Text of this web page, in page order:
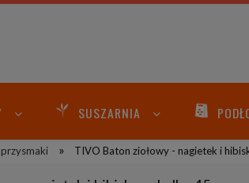
SUSZARNIA
przysmaki » TIVO Baton ziołowy - nagietek i